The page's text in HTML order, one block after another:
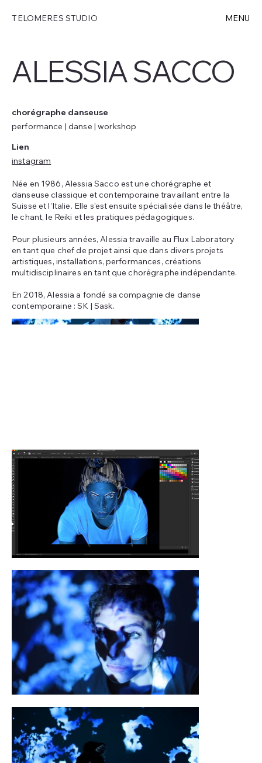
TELOMERES STUDIO MENU
ALESSIA SACCO
chorégraphe danseuse
performance | danse | workshop
Lien
instagram
Née en 1986, Alessia Sacco est une chorégraphe et
danseuse classique et contemporaine travaillant entre la
Suisse et l’Italie. Elle s’est ensuite spécialisée dans le théâtre,
le chant, le Reiki et les pratiques pédagogiques.
Pour plusieurs années, Alessia travaille au Flux Laboratory
en tant que chef de projet ainsi que dans divers projets
artistiques, installations, performances, créations
multidisciplinaires en tant que chorégraphe indépendante.
En 2018, Alessia a fondé sa compagnie de danse
contemporaine : SK | Sask.